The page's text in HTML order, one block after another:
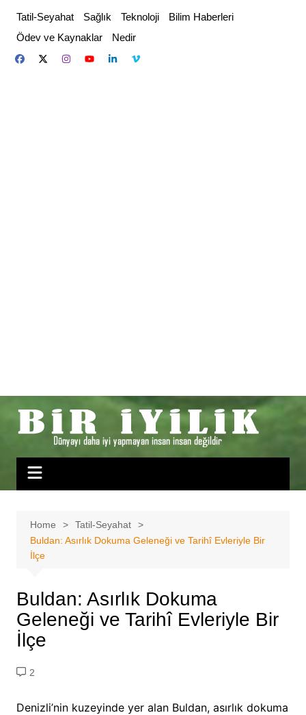
content
Tatil-Seyahat Sağlık Teknoloji
Bilim Haberleri
Ödev ve Kaynaklar
Nedir
Home
Tatil-Seyahat
Buldan: Asırlık Dokuma Geleneği ve Tarihî Evleriyle Bir
İlçe
Buldan: Asırlık Dokuma
Geleneği ve Tarihî Evleriyle Bir
İlçe
2
Denizli’nin kuzeyinde yer alan Buldan, asırlık dokuma